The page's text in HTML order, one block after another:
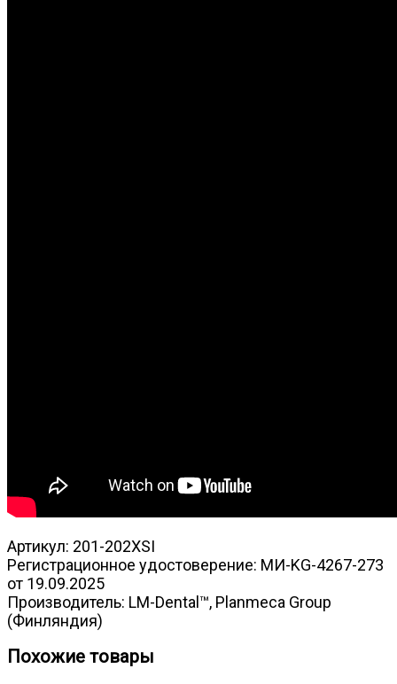
Артикул: 201-202XSI
Регистрационное удостоверение: МИ-KG-4267-273
от 19.09.2025
Производитель: LM-Dental™, Planmeca Group
(Финляндия)
Похожие товары